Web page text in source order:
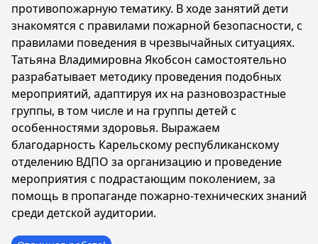
противопожарную тематику. В ходе занятий дети
знакомятся с правилами пожарной безопасности, с
правилами поведения в чрезвычайных ситуациях.
Татьяна Владимировна Якобсон самостоятельно
разрабатывает методику проведения подобных
мероприятий, адаптируя их на разновозрастные
группы, в том числе и на группы детей с
особенностями здоровья. Выражаем
благодарность Карельскому республиканскому
отделению ВДПО за организацию и проведение
мероприятия с подрастающим поколением, за
помощь в пропаганде пожарно-технических знаний
среди детской аудитории.